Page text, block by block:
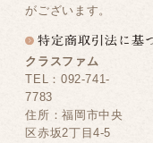
がございます。
クラスファム
TEL：092-741-
7783
住所：福岡市中央
区赤坂2丁目4-5